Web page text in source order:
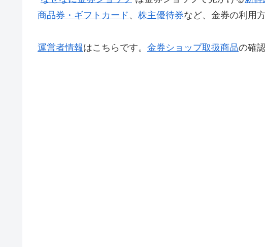
商品券・ギフトカード 、 株主優待券など、金券の利用
運営者情報はこちらです。 金券ショップ取扱商品の確